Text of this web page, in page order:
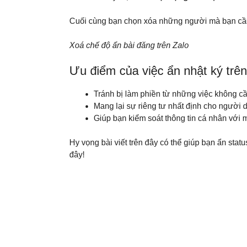
Cuối cùng bạn chọn xóa những người mà bạn
Xoá chế độ ẩn bài đăng trên Zalo
Ưu điểm của việc ẩn nhật ký
Tránh bị làm phiền từ những việc không
Mang lại sự riêng tư nhất định cho người
Giúp bạn kiểm soát thông tin cá nhân với
Hy vọng bài viết trên đây có thể giúp bạn ẩn
đây!